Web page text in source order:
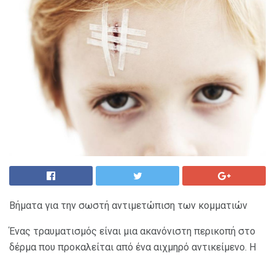
Βήματα για την σωστή αντιμετώπιση των κομματιών
Ένας τραυματισμός είναι μια ακανόνιστη περικοπή στο
δέρμα που προκαλείται από ένα αιχμηρό αντικείμενο. Η